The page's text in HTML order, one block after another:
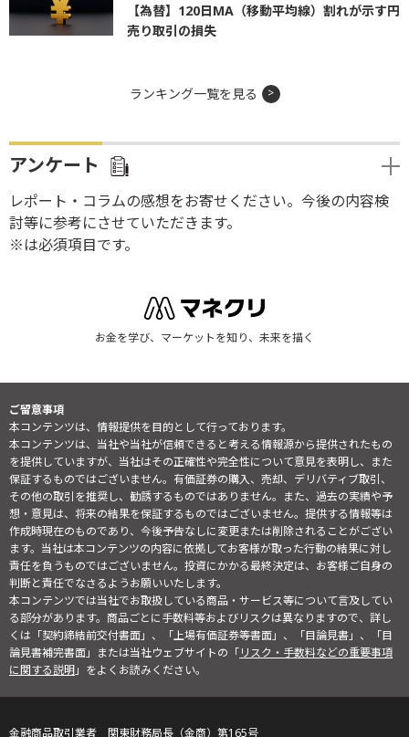
【為替】120日MA（移動平均線）割れが示す円
売り取引の損失
ランキング一覧を見る
アンケート
レポート・コラムの感想をお寄せください。今後の内容検
討等に参考にさせていただきます。
※は必須項目です。
お金を学び、マーケットを知り、未来を描く
ご留意事項
本コンテンツは、情報提供を目的として行っております。
本コンテンツは、当社や当社が信頼できると考える情報源から提供されたもの
を提供していますが、当社はその正確性や完全性について意見を表明し、また
保証するものではございません。有価証券の購入、売却、デリバティブ取引、
その他の取引を推奨し、勧誘するものではありません。また、過去の実績や予
想・意見は、将来の結果を保証するものではございません。提供する情報等は
作成時現在のものであり、今後予告なしに変更または削除されることがござい
ます。当社は本コンテンツの内容に依拠してお客様が取った行動の結果に対し
責任を負うものではございません。投資にかかる最終決定は、お客様ご自身の
判断と責任でなさるようお願いいたします。
本コンテンツでは当社でお取扱している商品・サービス等について言及してい
る部分があります。商品ごとに手数料等およびリスクは異なりますので、詳し
くは「契約締結前交付書面」、「上場有価証券等書面」、「目論見書」、「目
論見書補完書面」または当社ウェブサイトの「リスク・手数料などの重要事項
に関する説明」をよくお読みください。
金融商品取引業者 関東財務局長（金商）第165号